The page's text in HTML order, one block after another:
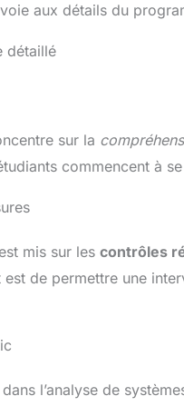
aux détails du
détaillé
sur la
commencent à
mis sur les contrôles
de permettre une
l’analyse de